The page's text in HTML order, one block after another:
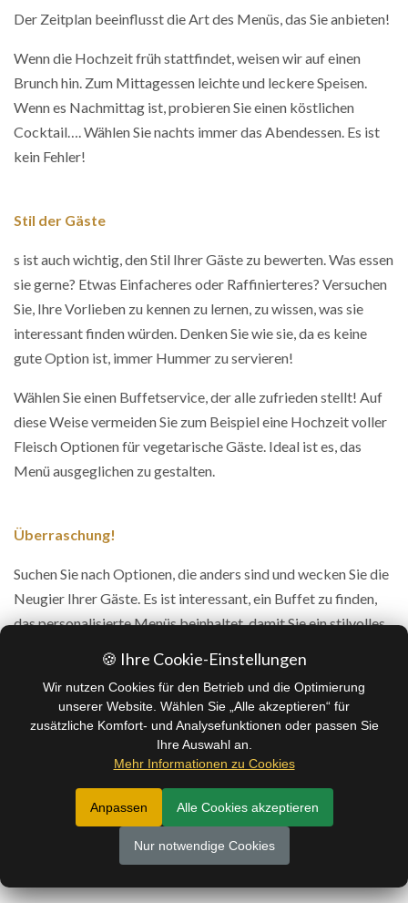
Der Zeitplan beeinflusst die Art des Menüs, das Sie anbieten!
Wenn die Hochzeit früh stattfindet, weisen wir auf einen
Brunch hin. Zum Mittagessen leichte und leckere Speisen.
Wenn es Nachmittag ist, probieren Sie einen köstlichen
Cocktail…. Wählen Sie nachts immer das Abendessen. Es ist
kein Fehler!
Stil der Gäste
s ist auch wichtig, den Stil Ihrer Gäste zu bewerten. Was essen
sie gerne? Etwas Einfacheres oder Raffinierteres? Versuchen
Sie, Ihre Vorlieben zu kennen zu lernen, zu wissen, was sie
interessant finden würden. Denken Sie wie sie, da es keine
gute Option ist, immer Hummer zu servieren!
Wählen Sie einen Buffetservice, der alle zufrieden stellt! Auf
diese Weise vermeiden Sie zum Beispiel eine Hochzeit voller
Fleisch Optionen für vegetarische Gäste. Ideal ist es, das
Menü ausgeglichen zu gestalten.
Überraschung!
Suchen Sie nach Optionen, die anders sind und wecken Sie die
Neugier Ihrer Gäste. Es ist interessant, ein Buffet zu finden,
das personalisierte Menüs beinhaltet, damit Sie ein stilvolles
Finden Sie das ideale Buffet!
Die Präsentation der Gerichte ist sicherlich einer der
wichtigsten Punkte Dinge, die wir bei der Auswahl des
🍪 Ihre Cookie-Einstellungen
Wir nutzen Cookies für den Betrieb und die Optimierung
unserer Website. Wählen Sie „Alle akzeptieren“ für
zusätzliche Komfort- und Analysefunktionen oder passen Sie
Ihre Auswahl an.
Mehr Informationen zu Cookies
Anpassen Alle Cookies akzeptieren
Nur notwendige Cookies